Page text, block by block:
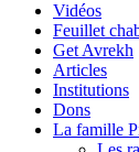
Vidéos
Feuillet
Get Avrekh
Articles
Institutions
Dons
La famille